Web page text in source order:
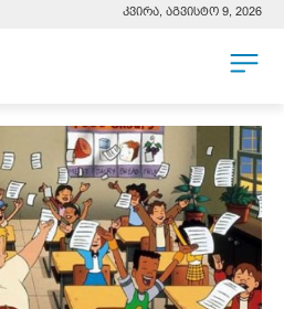
კვირა, აგვისტო 9, 2026